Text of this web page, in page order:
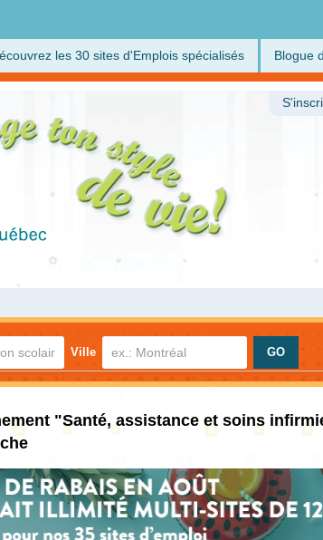
les 30 sites d'Emplois spécialisés Blogue
Ville
"Santé, assistance et soins